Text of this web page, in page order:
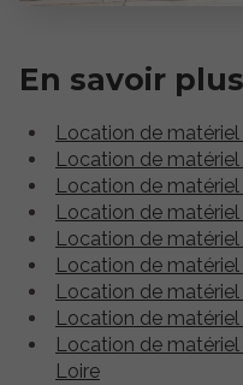
En savoir plus
Location de
Location de
Location de
Location de
Location de
Location de
Location de
Location de
Location de
Loire